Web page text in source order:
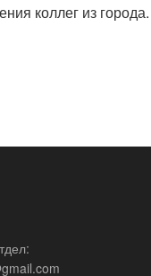
коллег из города.